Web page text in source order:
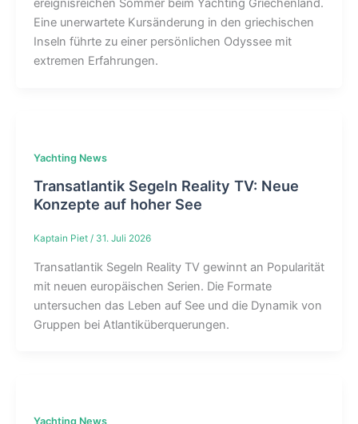
ereignisreichen Sommer beim Yachting Griechenland.
Eine unerwartete Kursänderung in den griechischen
Inseln führte zu einer persönlichen Odyssee mit
extremen Erfahrungen.
Yachting News
Transatlantik Segeln Reality TV: Neue
Konzepte auf hoher See
Kaptain Piet / 31. Juli 2026
Transatlantik Segeln Reality TV gewinnt an Popularität
mit neuen europäischen Serien. Die Formate
untersuchen das Leben auf See und die Dynamik von
Gruppen bei Atlantiküberquerungen.
Yachting News